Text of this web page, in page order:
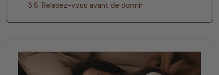
3.5. Relaxez-vous avant de dormir